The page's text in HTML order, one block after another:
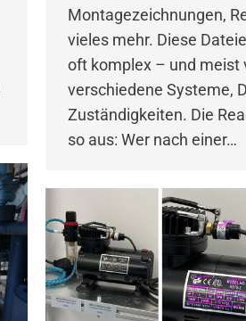
Montagezeichnungen,
vieles mehr. Diese
oft komplex – und meist
verschiedene Systeme,
Zuständigkeiten. Die
so aus: Wer nach einer…